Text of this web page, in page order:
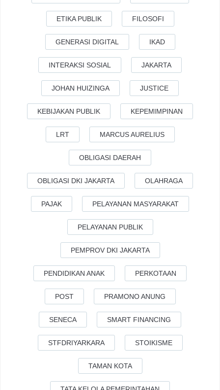
ETIKA PUBLIK FILOSOFI
GENERASI DIGITAL IKAD
INTERAKSI SOSIAL JAKARTA
JOHAN HUIZINGA JUSTICE
KEBIJAKAN PUBLIK KEPEMIMPINAN
LRT MARCUS AURELIUS
OBLIGASI DAERAH
OBLIGASI DKI JAKARTA OLAHRAGA
PAJAK PELAYANAN MASYARAKAT
PELAYANAN PUBLIK
PEMPROV DKI JAKARTA
PENDIDIKAN ANAK PERKOTAAN
POST PRAMONO ANUNG
SENECA SMART FINANCING
STFDRIYARKARA STOIKISME
TAMAN KOTA